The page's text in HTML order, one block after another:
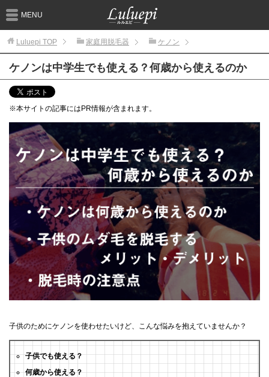
MENU
Luluepi TOP 家庭用脱毛器 ケノン
ケノンは中学生でも使える？何歳から使えるのか
※本サイトの記事にはPR情報が含まれます。
子供のためにケノンを使わせたいけど、こんな悩みを抱えていませんか？
子供でも使える？
何歳から使える？